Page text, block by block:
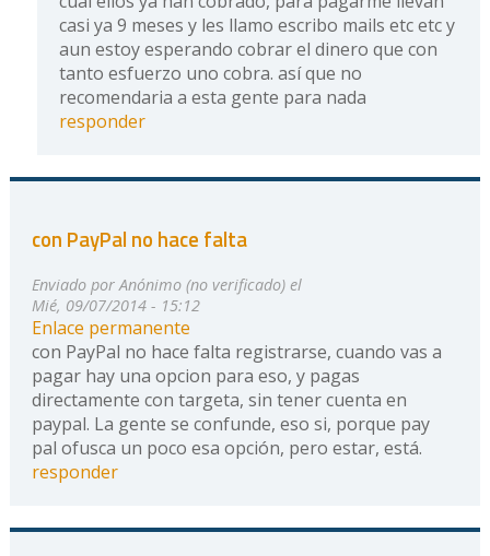
casi ya 9 meses y les llamo escribo mails etc etc y
aun estoy esperando cobrar el dinero que con
tanto esfuerzo uno cobra. así que no
recomendaria a esta gente para nada
responder
con PayPal no hace falta
Enviado porAnónimo (no verificado)el
Mié, 09/07/2014 - 15:12
Enlace permanente
con PayPal no hace falta registrarse, cuando vas a
pagar hay una opcion para eso, y pagas
directamente con targeta, sin tener cuenta en
paypal. La gente se confunde, eso si, porque pay
pal ofusca un poco esa opción, pero estar, está.
responder